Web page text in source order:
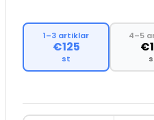
1–3 artiklar
€125
st
4–5